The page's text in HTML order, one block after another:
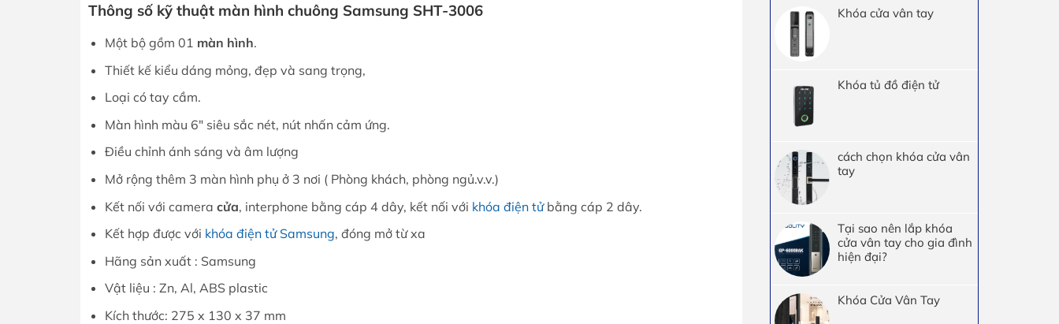
Khóa cửa vân tay
Khóa tủ đồ điện tử
cách chọn khóa cửa vân
tay
Tại sao nên lắp khóa
cửa vân tay cho gia đình
hiện đại?
Khóa Cửa Vân Tay
Thông số kỹ thuật màn hình chuông Samsung SHT-3006
Một bộ gồm 01 màn hình.
Thiết kế kiểu dáng mỏng, đẹp và sang trọng,
Loại có tay cầm.
Màn hình màu 6″ siêu sắc nét, nút nhấn cảm ứng.
Điều chỉnh ánh sáng và âm lượng
Mở rộng thêm 3 màn hình phụ ở 3 nơi ( Phòng khách, phòng ngủ.v.v.)
Kết nối với camera cửa, interphone bằng cáp 4 dây, kết nối với khóa điện tửbằng cáp 2 dây.
Kết hợp được với khóa điện tử Samsung, đóng mở từ xa
Hãng sản xuất : Samsung
Vật liệu : Zn, Al, ABS plastic
Kích thước: 275 x 130 x 37 mm